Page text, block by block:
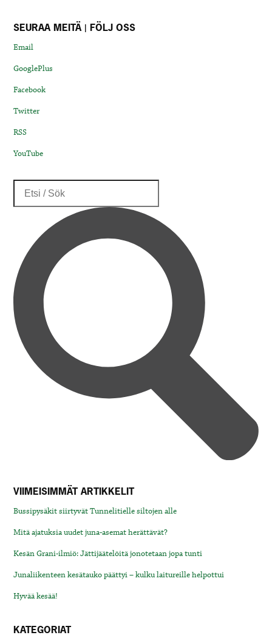
SEURAA MEITÄ | FÖLJ OSS
Email
GooglePlus
Facebook
Twitter
RSS
YouTube
VIIMEISIMMÄT ARTIKKELIT
Bussipysäkit siirtyvät Tunnelitielle siltojen alle
Mitä ajatuksia uudet juna-asemat herättävät?
Kesän Grani-ilmiö: Jättijäätelöitä jonotetaan jopa tunti
Junaliikenteen kesätauko päättyi – kulku laitureille helpottui
Hyvää kesää!
KATEGORIAT